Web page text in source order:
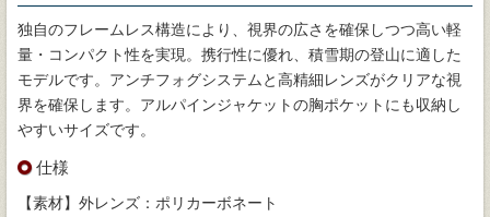
独自のフレームレス構造により、視界の広さを確保しつつ高い軽
量・コンパクト性を実現。携行性に優れ、積雪期の登山に適した
モデルです。アンチフォグシステムと高精細レンズがクリアな視
界を確保します。アルパインジャケットの胸ポケットにも収納し
やすいサイズです。
仕様
【素材】外レンズ：ポリカーボネート